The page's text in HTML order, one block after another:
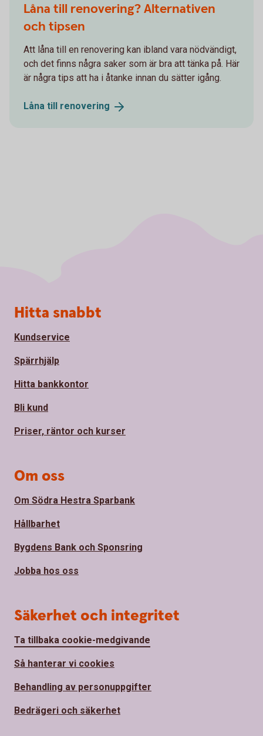
Låna till renovering? Alternativen
och tipsen
Att låna till en renovering kan ibland vara nödvändigt,
och det finns några saker som är bra att tänka på. Här
är några tips att ha i åtanke innan du sätter igång.
Låna till renovering
Sidfot
Hitta snabbt
Kundservice
Spärrhjälp
Hitta bankkontor
Bli kund
Priser, räntor och kurser
Om oss
Om Södra Hestra Sparbank
Hållbarhet
Bygdens Bank och Sponsring
Jobba hos oss
Säkerhet och integritet
Ta tillbaka cookie-medgivande
Så hanterar vi cookies
Behandling av personuppgifter
Bedrägeri och säkerhet